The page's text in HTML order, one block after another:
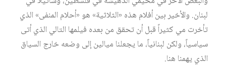
لبنان. والأخير بين أفلام هذه «الثلاثية» هو «أحلام المنفى» الذي
تأخرت مي كثيراً قبل أن تحقق من بعده فيلمها التالي الذي أتى
سياسياً، ولكن لبنانياً، ما يجعلنا ميالين إلى وضعه خارج السياق
الذي يهمنا هنا.